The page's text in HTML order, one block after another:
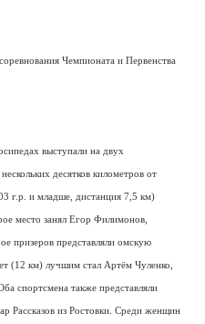
Чемпионата и Первенства
выступали на двух
десятков километров от
г.р. и младше, дистанция 7,5 км)
место занял Егор Филимонов,
призеров представляли омскую
км) лучшим стал Артём Чуленко,
спортсмена также представляли
из Ростовки. Среди женщин